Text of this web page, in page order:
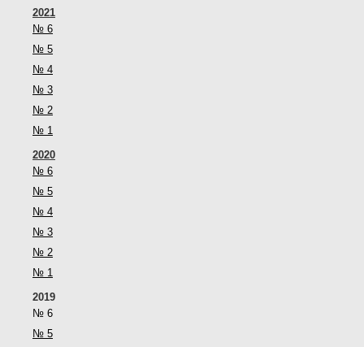
2021
№ 6
№ 5
№ 4
№ 3
№ 2
№ 1
2020
№ 6
№ 5
№ 4
№ 3
№ 2
№ 1
2019
№ 6
№ 5